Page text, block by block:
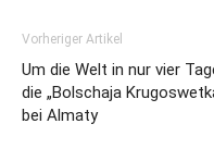
Vorheriger Artikel
Um die Welt in nur vier
die „Bolschaja
bei Almaty